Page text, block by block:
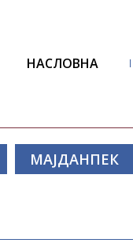
НАСЛОВНА
МАЈДАНПЕК